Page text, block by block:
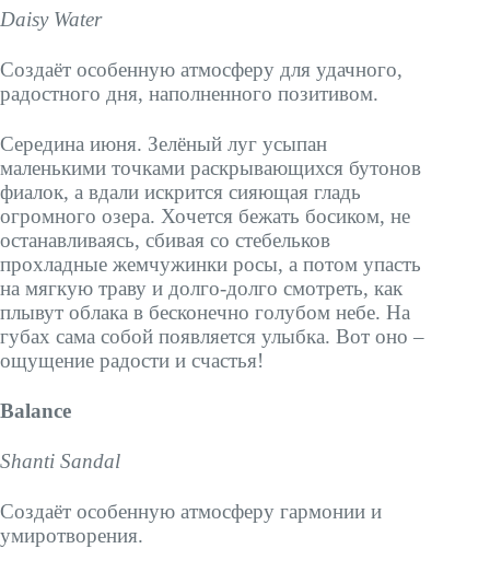
Daisy Water
Создаёт особенную атмосферу для удачного,
радостного дня, наполненного позитивом.
Середина июня. Зелёный луг усыпан
маленькими точками раскрывающихся бутонов
фиалок, а вдали искрится сияющая гладь
огромного озера. Хочется бежать босиком, не
останавливаясь, сбивая со стебельков
прохладные жемчужинки росы, а потом упасть
на мягкую траву и долго-долго смотреть, как
плывут облака в бесконечно голубом небе. На
губах сама собой появляется улыбка. Вот оно –
ощущение радости и счастья!
Balance
Shanti Sandal
Создаёт особенную атмосферу гармонии и
умиротворения.